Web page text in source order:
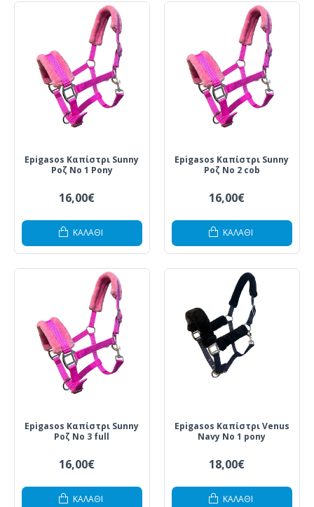
Epigasos Καπίστρι Sunny
Ροζ Νο 1 Pony
16,00€
ΚΑΛΆΘΙ
Epigasos Καπίστρι Sunny
Ροζ Νο 2 cob
16,00€
ΚΑΛΆΘΙ
Epigasos Καπίστρι Sunny
Ροζ Νο 3 full
16,00€
ΚΑΛΆΘΙ
Epigasos Καπίστρι Venus
Navy Νο 1 pony
18,00€
ΚΑΛΆΘΙ